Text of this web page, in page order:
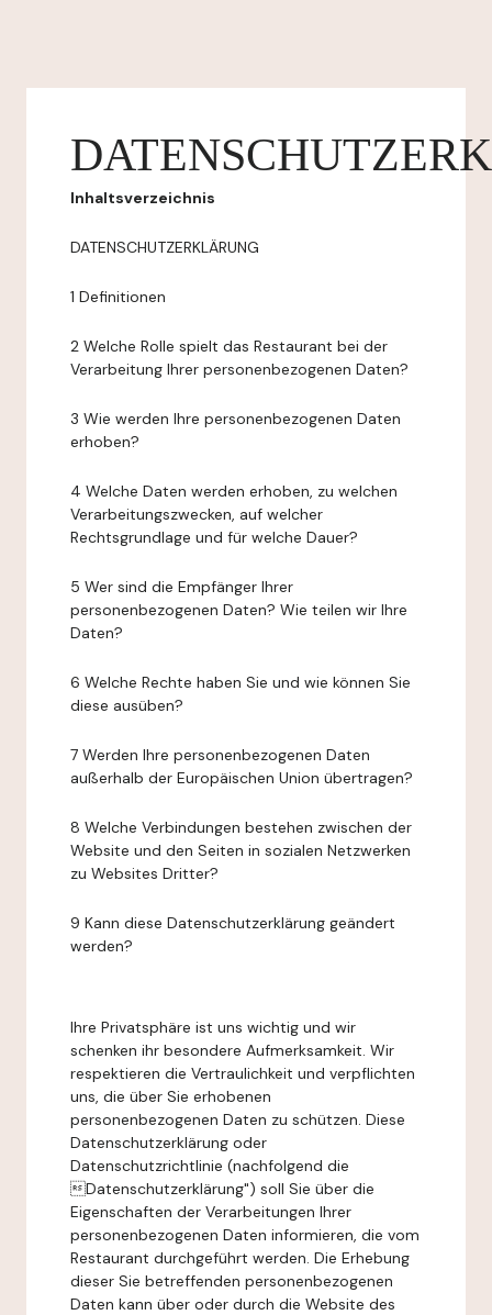
Inhaltsverzeichnis
DATENSCHUTZERKLÄRUNG
1 Definitionen
2 Welche Rolle spielt das Restaurant bei der
Verarbeitung Ihrer personenbezogenen Daten?
3 Wie werden Ihre personenbezogenen Daten
erhoben?
4 Welche Daten werden erhoben, zu welchen
Verarbeitungszwecken, auf welcher
Rechtsgrundlage und für welche Dauer?
5 Wer sind die Empfänger Ihrer
personenbezogenen Daten? Wie teilen wir Ihre
Daten?
6 Welche Rechte haben Sie und wie können Sie
diese ausüben?
7 Werden Ihre personenbezogenen Daten
außerhalb der Europäischen Union übertragen?
8 Welche Verbindungen bestehen zwischen der
Website und den Seiten in sozialen Netzwerken
zu Websites Dritter?
9 Kann diese Datenschutzerklärung geändert
werden?
Ihre Privatsphäre ist uns wichtig und wir
schenken ihr besondere Aufmerksamkeit. Wir
respektieren die Vertraulichkeit und verpflichten
uns, die über Sie erhobenen
personenbezogenen Daten zu schützen. Diese
Datenschutzerklärung oder
Datenschutzrichtlinie (nachfolgend die
Datenschutzerklärung") soll Sie über die
Eigenschaften der Verarbeitungen Ihrer
personenbezogenen Daten informieren, die vom
Restaurant durchgeführt werden. Die Erhebung
dieser Sie betreffenden personenbezogenen
Daten kann über oder durch die Website des